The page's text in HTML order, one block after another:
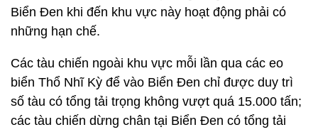
Biển Đen khi đến khu vực này hoạt động phải có
những hạn chế.
Các tàu chiến ngoài khu vực mỗi lần qua các eo
biển Thổ Nhĩ Kỳ để vào Biển Đen chỉ được duy trì
số tàu có tổng tải trọng không vượt quá 15.000 tấn;
các tàu chiến dừng chân tại Biển Đen có tổng tải